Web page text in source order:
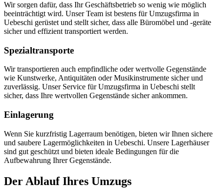
Wir sorgen dafür, dass Ihr Geschäftsbetrieb so wenig wie möglich
beeinträchtigt wird. Unser Team ist bestens für Umzugsfirma in
Uebeschi gerüstet und stellt sicher, dass alle Büromöbel und -geräte
sicher und effizient transportiert werden.
Spezialtransporte
Wir transportieren auch empfindliche oder wertvolle Gegenstände
wie Kunstwerke, Antiquitäten oder Musikinstrumente sicher und
zuverlässig. Unser Service für Umzugsfirma in Uebeschi stellt
sicher, dass Ihre wertvollen Gegenstände sicher ankommen.
Einlagerung
Wenn Sie kurzfristig Lagerraum benötigen, bieten wir Ihnen sichere
und saubere Lagermöglichkeiten in Uebeschi. Unsere Lagerhäuser
sind gut geschützt und bieten ideale Bedingungen für die
Aufbewahrung Ihrer Gegenstände.
Der Ablauf Ihres Umzugs